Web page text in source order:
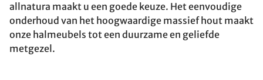
allnatura maakt u een goede keuze. Het eenvoudige
onderhoud van het hoogwaardige massief hout maakt
onze halmeubels tot een duurzame en geliefde
metgezel.